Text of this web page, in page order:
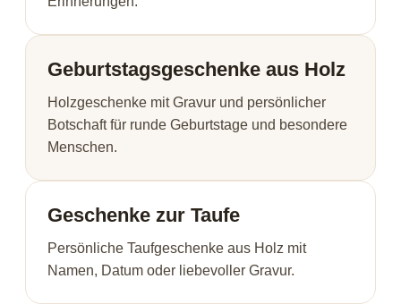
Geburtstagsgeschenke aus Holz
Holzgeschenke mit Gravur und persönlicher
Botschaft für runde Geburtstage und besondere
Menschen.
Geschenke zur Taufe
Persönliche Taufgeschenke aus Holz mit
Namen, Datum oder liebevoller Gravur.